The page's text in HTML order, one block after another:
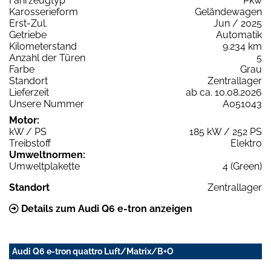
Karosserieform
Geländewagen
Erst-Zul.
Jun / 2025
Getriebe
Automatik
Kilometerstand
9.234 km
Anzahl der Türen
5
Farbe
Grau
Standort
Zentrallager
Lieferzeit
ab ca. 10.08.2026
Unsere Nummer
A051043
Motor:
kW / PS
185 kW / 252 PS
Treibstoff
Elektro
Umweltnormen:
Umweltplakette
4 (Green)
Standort
Zentrallager
Details zum Audi Q6 e-tron anzeigen
Audi Q6 e-tron quattro Luft/Matrix/B+O